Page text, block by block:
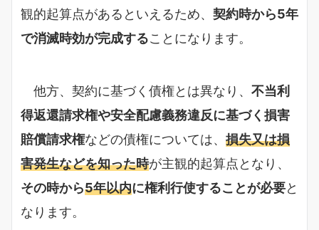
観的起算点があるといえるため、 契約時から5年
で消滅時効が完成することになります。
他方、契約に基づく債権とは異なり、 不当利
得返還請求権や安全配慮義務違反に基づく損害
賠償請求権などの債権については、 損失又は損
害発生などを知った時が主観的起算点となり、
その時から5年以内に権利行使することが必要と
なります。